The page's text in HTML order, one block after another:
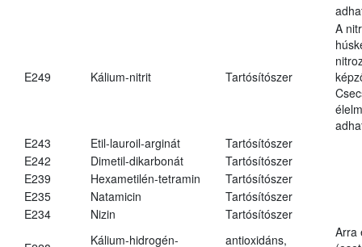
E249 Kálium-nitrit Tartósítószer
A
E243
Etil-lauroil-arginát
Tartósítószer
E242
Dimetil-dikarbonát
Tartósítószer
E239
Hexametilén-tetramin
Tartósítószer
E235
Natamicin
Tartósítószer
E234
Nizin Tartósítószer
Kálium-hidrogén-
antioxidáns,
Arra